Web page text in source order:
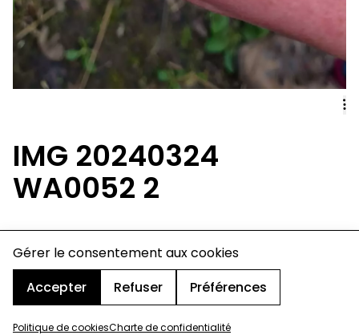
Gérer le consentement aux cookies
Accepter
Refuser Préférences
Politique de cookiesCharte de confidentialité
IMG 20240324
WA0052 2
charte de confidentialité
mentions légales
cookies
design & développement :